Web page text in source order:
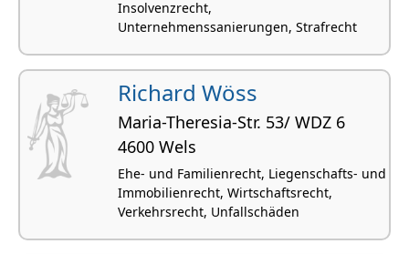
Insolvenzrecht,
Unternehmenssanierungen, Strafrecht
Richard Wöss
Maria-Theresia-Str. 53/ WDZ 6
4600 Wels
Ehe- und Familienrecht, Liegenschafts- und
Immobilienrecht, Wirtschaftsrecht,
Verkehrsrecht, Unfallschäden